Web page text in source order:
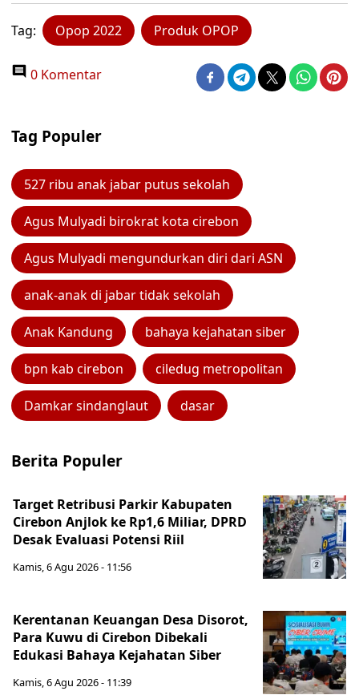
Tag: Opop 2022 Produk OPOP
0 Komentar
Tag Populer
527 ribu anak jabar putus sekolah
Agus Mulyadi birokrat kota cirebon
Agus Mulyadi mengundurkan diri dari ASN
anak-anak di jabar tidak sekolah
Anak Kandung bahaya kejahatan siber
bpn kab cirebon ciledug metropolitan
Damkar sindanglaut dasar
Berita Populer
Target Retribusi Parkir Kabupaten
Cirebon Anjlok ke Rp1,6 Miliar, DPRD
Desak Evaluasi Potensi Riil
Kamis, 6 Agu 2026 - 11:56
Kerentanan Keuangan Desa Disorot,
Para Kuwu di Cirebon Dibekali
Edukasi Bahaya Kejahatan Siber
Kamis, 6 Agu 2026 - 11:39